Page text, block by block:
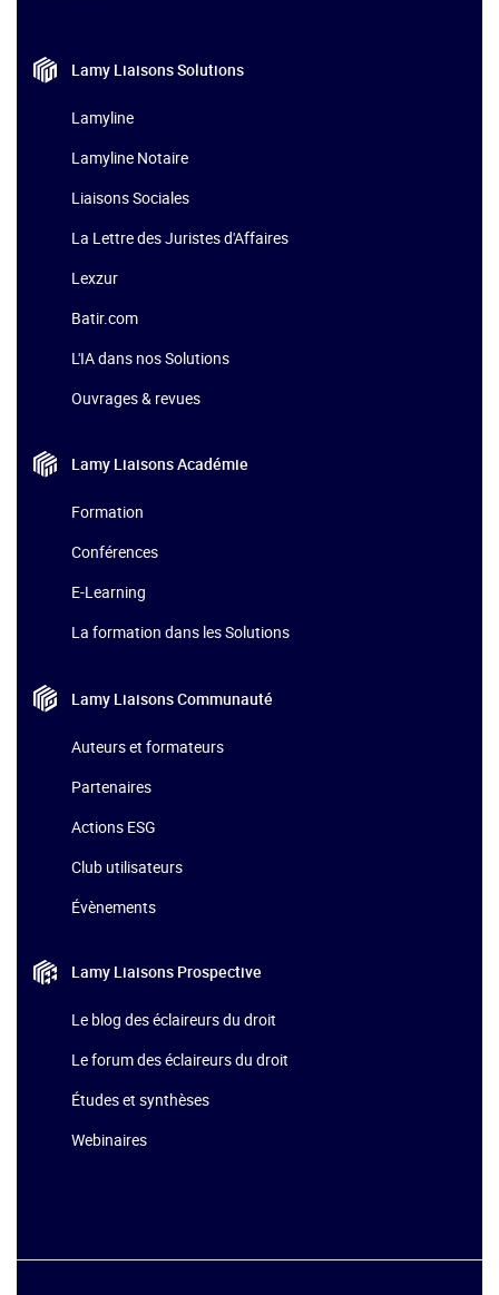
Lamy LiaisonsSolutions
Lamyline
Lamyline Notaire
Liaisons Sociales
La Lettre des Juristes d'Affaires
Lexzur
Batir.com
L'IA dans nos Solutions
Ouvrages & revues
Lamy LiaisonsAcadémie
Formation
Conférences
E-Learning
La formation dans les Solutions
Lamy LiaisonsCommunauté
Auteurs et formateurs
Partenaires
Actions ESG
Club utilisateurs
Évènements
Lamy Liaisons Prospective
Le blog des éclaireurs du droit
Le forum des éclaireurs du droit
Études et synthèses
Webinaires